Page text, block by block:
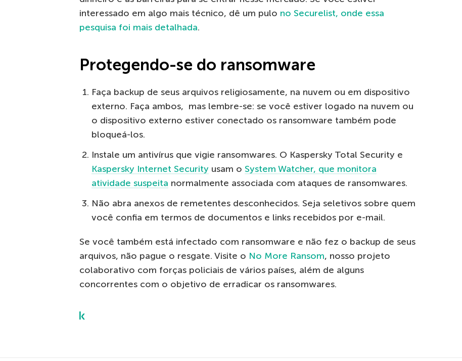
interessado em algo mais técnico, dê um pulo no Securelist, onde essa
pesquisa foi mais detalhada.
Protegendo-se do ransomware
Faça backup de seus arquivos religiosamente, na nuvem ou em dispositivo
externo. Faça ambos, mas lembre-se: se você estiver logado na nuvem ou
o dispositivo externo estiver conectado os ransomware também pode
bloqueá-los.
Instale um antivírus que vigie ransomwares. O Kaspersky Total Security e
Kaspersky Internet Security usam o System Watcher, que monitora
atividade suspeita normalmente associada com ataques de ransomwares.
Não abra anexos de remetentes desconhecidos. Seja seletivos sobre quem
você confia em termos de documentos e links recebidos por e-mail.
Se você também está infectado com ransomware e não fez o backup de seus
arquivos, não pague o resgate. Visite o No More Ransom, nosso projeto
colaborativo com forças policiais de vários países, além de alguns
concorrentes com o objetivo de erradicar os ransomwares.